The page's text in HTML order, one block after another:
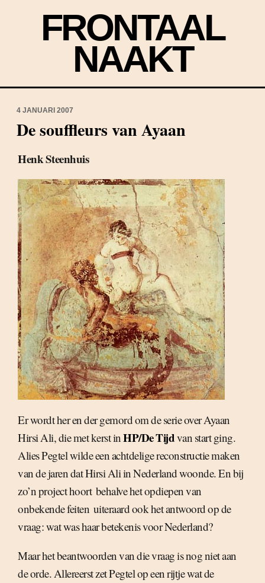
FRONTAAL
NAAKT
4 JANUARI 2007
De souffleurs van Ayaan
Henk Steenhuis
Er wordt her en der gemord om de serie over Ayaan
Hirsi Ali, die met kerst inHP/De Tijdvan start ging.
Alies Pegtel wilde een achtdelige reconstructie maken
van de jaren dat Hirsi Ali in Nederland woonde. En bij
zo’n project hoort  behalve het opdiepen van
onbekende feiten  uiteraard ook het antwoord op de
vraag: wat was haar betekenis voor Nederland?
Maar het beantwoorden van die vraag is nog niet aan
de orde. Allereerst zet Pegtel op een rijtje wat de